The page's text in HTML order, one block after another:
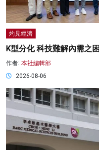
灼見經濟
K型分化 科技難解內需之
作者: 本社編輯部
2026-08-06